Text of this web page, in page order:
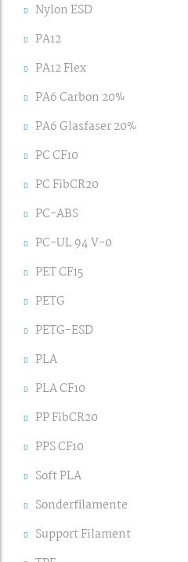
Nylon ESD
PA12
PA12 Flex
PA6 Carbon 20%
PA6 Glasfaser 20%
PC CF10
PC FibCR20
PC-ABS
PC-UL 94 V-0
PET CF15
PETG
PETG-ESD
PLA
PLA CF10
PP FibCR20
PPS CF10
Soft PLA
Sonderfilamente
Support Filament